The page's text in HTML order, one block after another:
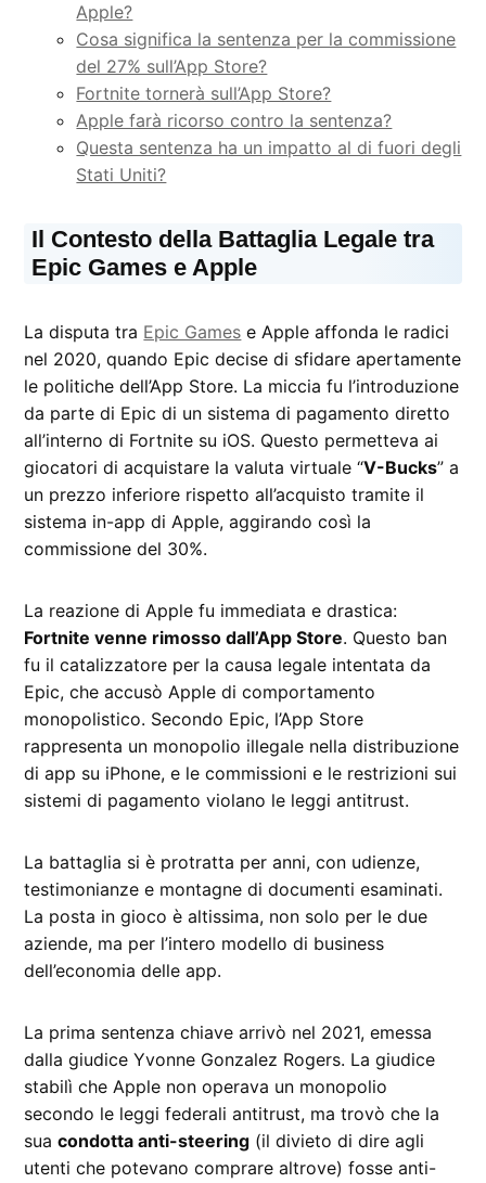
Apple?
Cosa significa la sentenza per la commissione
del 27% sull’App Store?
Fortnite tornerà sull’App Store?
Apple farà ricorso contro la sentenza?
Questa sentenza ha un impatto al di fuori degli
Stati Uniti?
Il Contesto della Battaglia Legale tra
Epic Games e Apple
La disputa tra Epic Games e Apple affonda le radici
nel 2020, quando Epic decise di sfidare apertamente
le politiche dell’App Store. La miccia fu l’introduzione
da parte di Epic di un sistema di pagamento diretto
all’interno di Fortnite su iOS. Questo permetteva ai
giocatori di acquistare la valuta virtuale “V-Bucks” a
un prezzo inferiore rispetto all’acquisto tramite il
sistema in-app di Apple, aggirando così la
commissione del 30%.
La reazione di Apple fu immediata e drastica:
Fortnite venne rimosso dall’App Store. Questo ban
fu il catalizzatore per la causa legale intentata da
Epic, che accusò Apple di comportamento
monopolistico. Secondo Epic, l’App Store
rappresenta un monopolio illegale nella distribuzione
di app su iPhone, e le commissioni e le restrizioni sui
sistemi di pagamento violano le leggi antitrust.
La battaglia si è protratta per anni, con udienze,
testimonianze e montagne di documenti esaminati.
La posta in gioco è altissima, non solo per le due
aziende, ma per l’intero modello di business
dell’economia delle app.
La prima sentenza chiave arrivò nel 2021, emessa
dalla giudice Yvonne Gonzalez Rogers. La giudice
stabilì che Apple non operava un monopolio
secondo le leggi federali antitrust, ma trovò che la
suacondotta anti-steering (il divieto di dire agli
utenti che potevano comprare altrove) fosse anti-